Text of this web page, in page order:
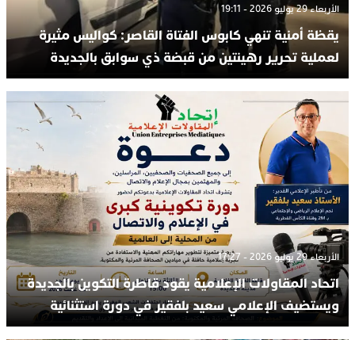
الأربعاء 29 يوليو 2026 - 19:11
يقظة أمنية تنهي كابوس الفتاة القاصر: كواليس مثيرة
لعملية تحرير رهينتين من قبضة ذي سوابق بالجديدة
الأربعاء 29 يوليو 2026 - 17:27
اتحاد المقاولات الإعلامية يقود قاطرة التكوين بالجديدة
ويستضيف الإعلامي سعيد بلفقير في دورة استثنائية